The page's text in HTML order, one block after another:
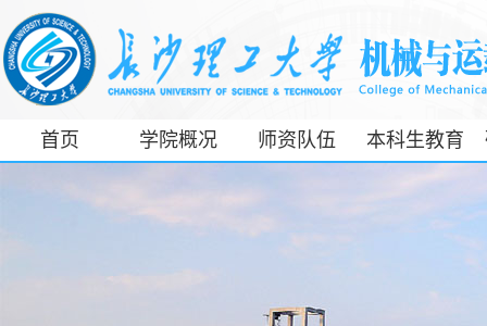
首页 学院概况 师资队伍 本科生教育
工信部专精特